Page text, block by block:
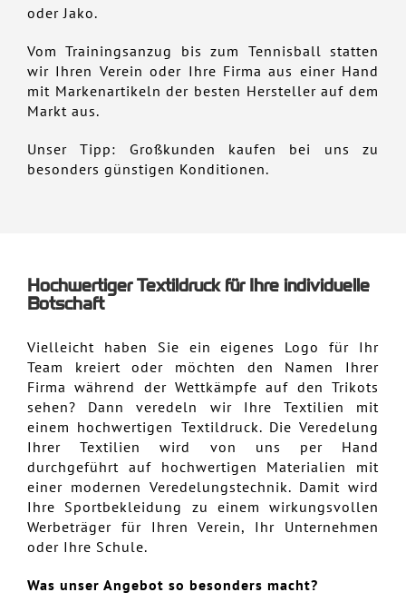
oder Jako.
Vom Trainingsanzug bis zum Tennisball statten
wir Ihren Verein oder Ihre Firma aus einer Hand
mit Markenartikeln der besten Hersteller auf dem
Markt aus.
Unser Tipp: Großkunden kaufen bei uns zu
besonders günstigen Konditionen.
Hochwertiger Textildruck für Ihre individuelle
Botschaft
Vielleicht haben Sie ein eigenes Logo für Ihr
Team kreiert oder möchten den Namen Ihrer
Firma während der Wettkämpfe auf den Trikots
sehen? Dann veredeln wir Ihre Textilien mit
einem hochwertigen Textildruck. Die Veredelung
Ihrer Textilien wird von uns per Hand
durchgeführt auf hochwertigen Materialien mit
einer modernen Veredelungstechnik. Damit wird
Ihre Sportbekleidung zu einem wirkungsvollen
Werbeträger für Ihren Verein, Ihr Unternehmen
oder Ihre Schule.
Was unser Angebot so besonders macht?